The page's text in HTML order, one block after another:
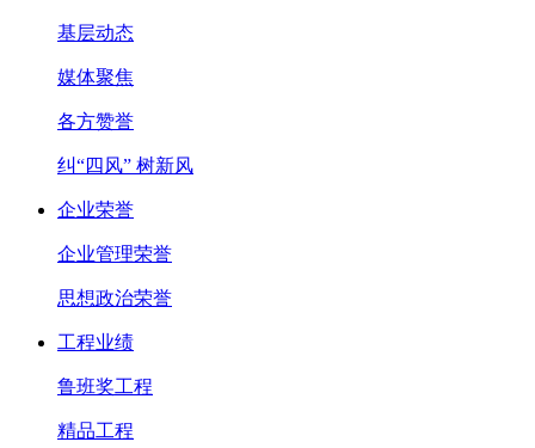
基层动态
媒体聚焦
各方赞誉
纠“四风” 树新风
企业荣誉
企业管理荣誉
思想政治荣誉
工程业绩
鲁班奖工程
精品工程